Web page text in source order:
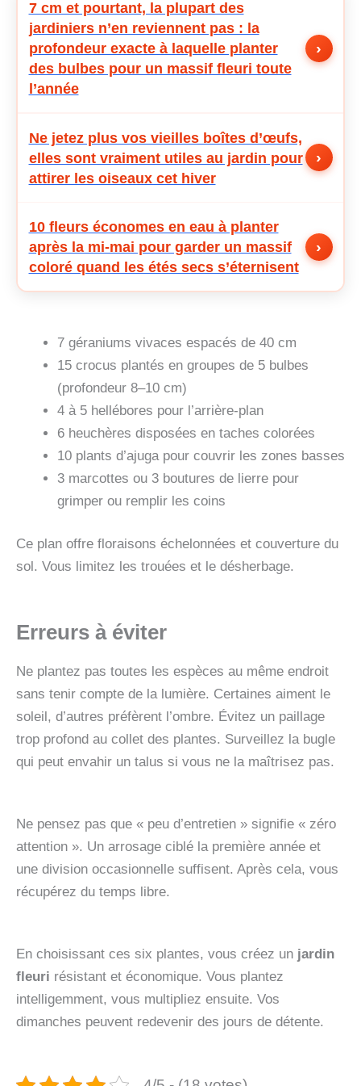
7 cm et pourtant, la plupart des
jardiniers n’en reviennent pas : la
profondeur exacte à laquelle planter
des bulbes pour un massif fleuri toute
l’année
›
Ne jetez plus vos vieilles boîtes d’œufs,
elles sont vraiment utiles au jardin pour
attirer les oiseaux cet hiver
›
10 fleurs économes en eau à planter
après la mi-mai pour garder un massif
coloré quand les étés secs s’éternisent
›
7 géraniums vivaces espacés de 40 cm
15 crocus plantés en groupes de 5 bulbes
(profondeur 8–10 cm)
4 à 5 hellébores pour l’arrière-plan
6 heuchères disposées en taches colorées
10 plants d’ajuga pour couvrir les zones basses
3 marcottes ou 3 boutures de lierre pour
grimper ou remplir les coins
Ce plan offre floraisons échelonnées et couverture du
sol. Vous limitez les trouées et le désherbage.
Erreurs à éviter
Ne plantez pas toutes les espèces au même endroit
sans tenir compte de la lumière. Certaines aiment le
soleil, d’autres préfèrent l’ombre. Évitez un paillage
trop profond au collet des plantes. Surveillez la bugle
qui peut envahir un talus si vous ne la maîtrisez pas.
Ne pensez pas que « peu d’entretien » signifie « zéro
attention ». Un arrosage ciblé la première année et
une division occasionnelle suffisent. Après cela, vous
récupérez du temps libre.
En choisissant ces six plantes, vous créez un jardin
fleuri résistant et économique. Vous plantez
intelligemment, vous multipliez ensuite. Vos
dimanches peuvent redevenir des jours de détente.